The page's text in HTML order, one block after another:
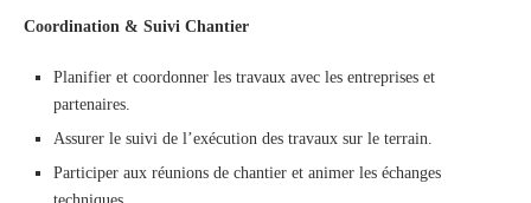
Coordination & Suivi Chantier
Planifier et coordonner les travaux avec les entreprises et
partenaires.
Assurer le suivi de l’exécution des travaux sur le terrain.
Participer aux réunions de chantier et animer les échanges